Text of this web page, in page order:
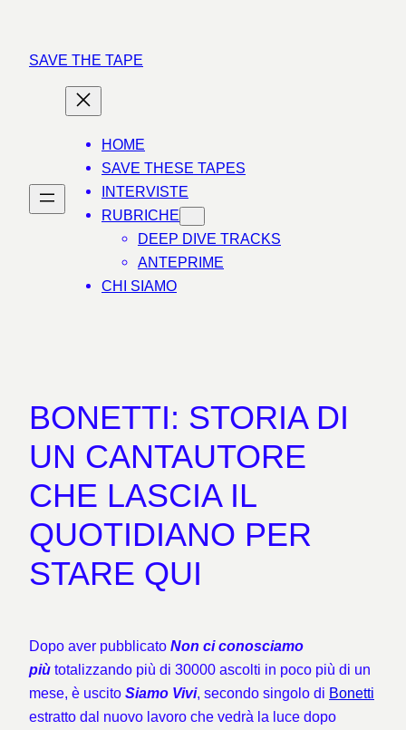
contenuto
SAVE THE TAPE
HOME
SAVE THESE TAPES
INTERVISTE
RUBRICHE
DEEP DIVE TRACKS
ANTEPRIME
CHI SIAMO
BONETTI: STORIA DI
UN CANTAUTORE
CHE LASCIA IL
QUOTIDIANO PER
STARE QUI
Dopo aver pubblicato Non ci conosciamo
più totalizzando più di 30000 ascolti in poco più di un
mese, è uscito Siamo Vivi, secondo singolo di Bonetti
estratto dal nuovo lavoro che vedrà la luce dopo